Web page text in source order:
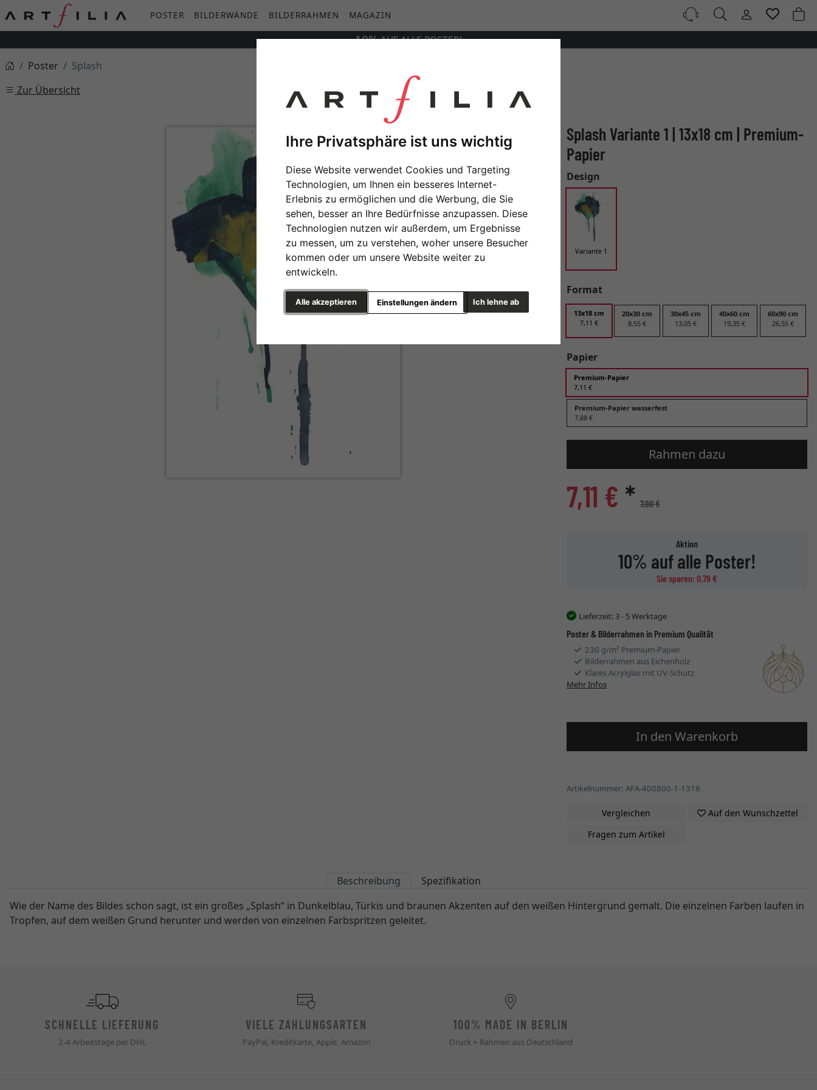
Ihre Privatsphäre ist uns wichtig
Diese Website verwendet Cookies und Targeting
Technologien, um Ihnen ein besseres Internet-
Erlebnis zu ermöglichen und die Werbung, die Sie
sehen, besser an Ihre Bedürfnisse anzupassen. Diese
Technologien nutzen wir außerdem, um Ergebnisse
zu messen, um zu verstehen, woher unsere Besucher
kommen oder um unsere Website weiter zu
entwickeln.
Alle akzeptieren Ich lehne ab
Einstellungen ändern
POSTER BILDERWÄNDE BILDERRAHMEN MAGAZIN
10%AUFALLEPOSTER!
Poster
Splash
Zur Übersicht
Splash Variante 1 | 13x18 cm | Premium-
Papier
Design
Variante 1
Format
13x18 cm
7,11 €
20x30 cm
8,55 €
30x45 cm
13,05 €
40x60 cm
19,35 €
60x90 cm
26,55 €
Papier
Premium-Papier
7,11 €
Premium-Papier wasserfest
7,88 €
Rahmen dazu
7,11 € * 7,90 €
Aktion
10% auf alle Poster!
Sie sparen: 0,79 €
Lieferzeit: 3 - 5 Werktage
Poster & Bilderrahmen in Premium Qualität
230 g/m² Premium-Papier
Bilderrahmen aus Eichenholz
Klares Acrylglas mit UV-Schutz
Mehr Infos
In den Warenkorb
Artikelnummer: AFA-400800-1-1318
Vergleichen
Auf den Wunschzettel
Fragen zum Artikel
Beschreibung
Spezifikation
Wie der Name des Bildes schon sagt, ist ein großes „Splash“ in Dunkelblau, Türkis und braunen Akzenten auf den weißen Hintergrund gemalt. Die einzelnen Farben laufen in
Tropfen, auf dem weißen Grund herunter und werden von einzelnen Farbspritzen geleitet.
SCHNELLE LIEFERUNG
2-4 Arbeitstage per DHL
VIELE ZAHLUNGSARTEN
PayPal, Kreditkarte, Apple, Amazon
100% MADE IN BERLIN
Druck + Rahmen aus Deutschland